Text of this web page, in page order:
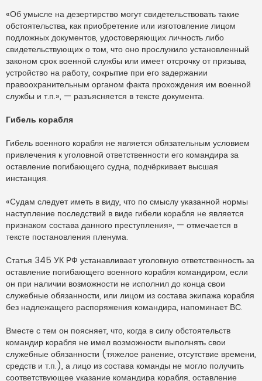
«Об умысле на дезертирство могут свидетельствовать такие
обстоятельства, как приобретение или изготовление лицом
подложных документов, удостоверяющих личность либо
свидетельствующих о том, что оно прослужило установленный
законом срок военной службы или имеет отсрочку от призыва,
устройство на работу, сокрытие при его задержании
правоохранительным органом факта прохождения им военной
службы и т.п.», — разъясняется в тексте документа.
Гибель корабля
Гибель военного корабля не является обязательным условием
привлечения к уголовной ответственности его командира за
оставление погибающего судна, подчёркивает высшая
инстанция.
«Судам следует иметь в виду, что по смыслу указанной нормы
наступление последствий в виде гибели корабля не является
признаком состава данного преступления», — отмечается в
тексте постановления пленума.
Статья 345 УК РФ устанавливает уголовную ответственность за
оставление погибающего военного корабля командиром, если
он при наличии возможности не исполнил до конца свои
служебные обязанности, или лицом из состава экипажа корабля
без надлежащего распоряжения командира, напоминает ВС.
Вместе с тем он поясняет, что, когда в силу обстоятельств
командир корабля не имел возможности выполнять свои
служебные обязанности (тяжелое ранение, отсутствие времени,
средств и т.п.), а лицо из состава команды не могло получить
соответствующее указание командира корабля, оставление